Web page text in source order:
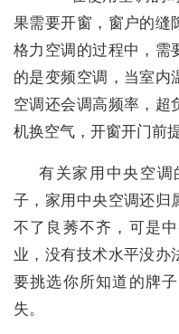
果需要开窗，窗户的缝
格力空调的过程中，需
的是变频空调，当室内
空调还会调高频率，超
机换空气，开窗开门前
有关家用中央空
子，家用中央空调还归
不了良莠不齐，可是
业，没有技术水平没办
要挑选你所知道的牌
失。